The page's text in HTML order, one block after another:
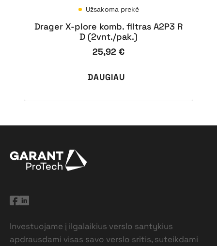
Užsakoma prekė
Drager X-plore komb. filtras A2P3 R
D (2vnt./pak.)
25,92 €
DAUGIAU
Investuojame į ilgalaikius verslo santykius
apdrausdami visas savo verslo sritis, suteikdami